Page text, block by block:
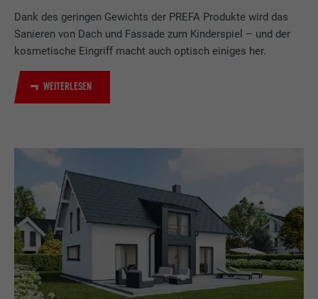
Dank des geringen Gewichts der PREFA Produkte wird das
Sanieren von Dach und Fassade zum Kinderspiel – und der
kosmetische Eingriff macht auch optisch einiges her.
WEITERLESEN